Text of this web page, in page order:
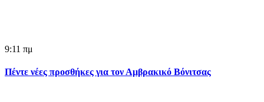
9:11 πμ
Πέντε νέες προσθήκες για τον Αμβρακικό Βόνιτσας